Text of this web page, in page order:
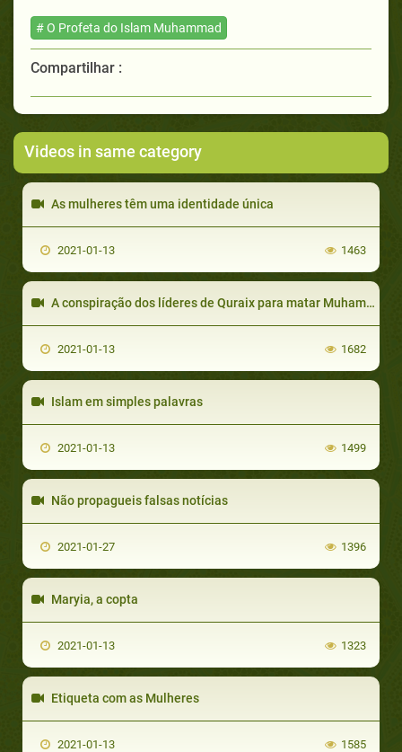
# O Profeta do Islam Muhammad
Compartilhar :
Videos in same category
As mulheres têm uma identidade única
2021-01-13 1463
A conspiração dos líderes de Quraix para matar Muhammad, sua imigração
2021-01-13 1682
Islam em simples palavras
2021-01-13 1499
Não propagueis falsas notícias
2021-01-27 1396
Maryia, a copta
2021-01-13 1323
Etiqueta com as Mulheres
2021-01-13 1585